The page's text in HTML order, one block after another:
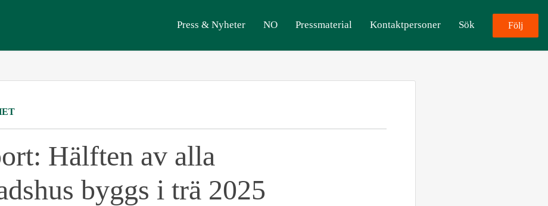
Press & Nyheter NO Pressmaterial Kontaktpersoner Sök Följ
Hälften av alla
byggs i trä 2025